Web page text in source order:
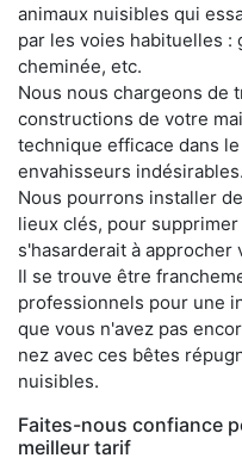
animaux nuisibles qui
par les voies habituelles
cheminée, etc.
Nous nous chargeons de
constructions de votre
technique efficace dans
envahisseurs indésirables.
Nous pourrons installer
lieux clés, pour
s'hasarderait à
Il se trouve être
professionnels pour une
que vous n'avez pas
nez avec ces bêtes
nuisibles.
Faites-nous confiance
meilleur tarif